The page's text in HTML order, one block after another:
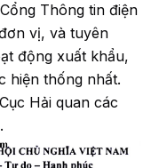
Thông tin điện
vị, và tuyên
động xuất khẩu,
hiện thống nhất.
Hải quan các